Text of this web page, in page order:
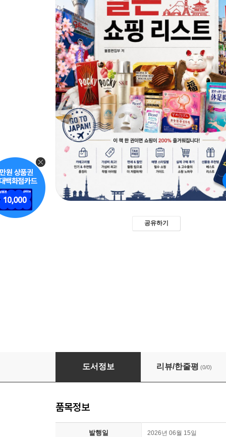
공유하기
득템 일본 쇼핑 리스트
도서정보 리뷰/한줄평 (0/0)
품목정보
발행일 2026년 06월 15일